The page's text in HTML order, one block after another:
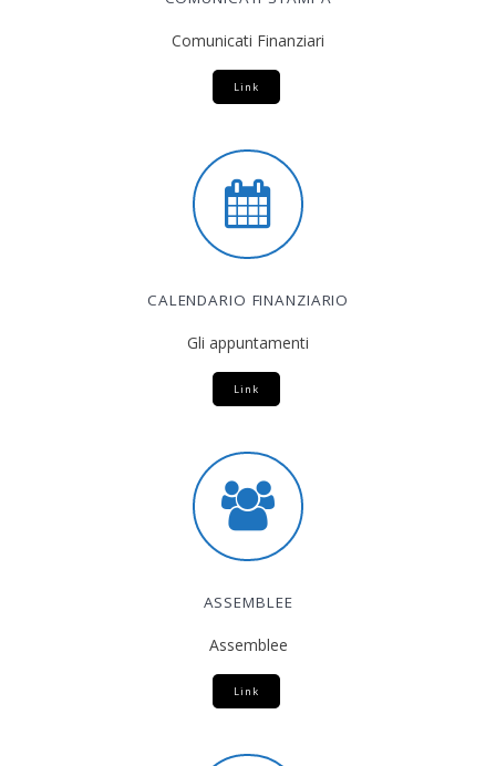
Comunicati Finanziari
Link
CALENDARIO FINANZIARIO
Gli appuntamenti
Link
ASSEMBLEE
Assemblee
Link